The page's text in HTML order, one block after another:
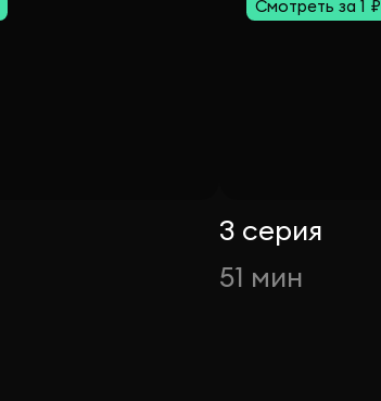
Смотреть за 1 ₽
3 серия
51 мин